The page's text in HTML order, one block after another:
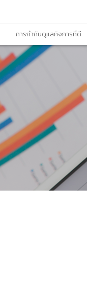
การกำกับดูแลกิจการที่ดี